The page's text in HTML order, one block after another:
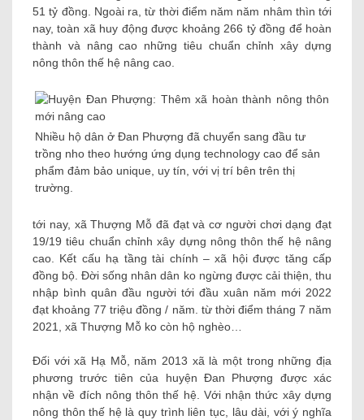
51 tỷ đồng. Ngoài ra, từ thời điểm năm năm nhâm thìn tới
nay, toàn xã huy động được khoảng 266 tỷ đồng để hoàn
thành và nâng cao những tiêu chuẩn chỉnh xây dựng
nông thôn thế hệ nâng cao.
Nhiều hộ dân ở Đan Phượng đã chuyển sang đầu tư
trồng nho theo hướng ứng dụng technology cao để sản
phẩm đảm bảo unique, uy tín, với vị trí bên trên thị
trường.
tới nay, xã Thượng Mỗ đã đạt và cơ người chơi dạng đạt
19/19 tiêu chuẩn chỉnh xây dựng nông thôn thế hệ nâng
cao. Kết cấu hạ tầng tài chính – xã hội được tăng cấp
đồng bộ. Đời sống nhân dân ko ngừng được cải thiện, thu
nhập bình quân đầu người tới đầu xuân năm mới 2022
đạt khoảng 77 triệu đồng / năm. từ thời điểm tháng 7 năm
2021, xã Thượng Mỗ ko còn hộ nghèo…
Đối với xã Hạ Mỗ, năm 2013 xã là một trong những địa
phương trước tiên của huyện Đan Phượng được xác
nhận về đích nông thôn thế hệ. Với nhận thức xây dựng
nông thôn thế hệ là quy trình liên tục, lâu dài, với ý nghĩa